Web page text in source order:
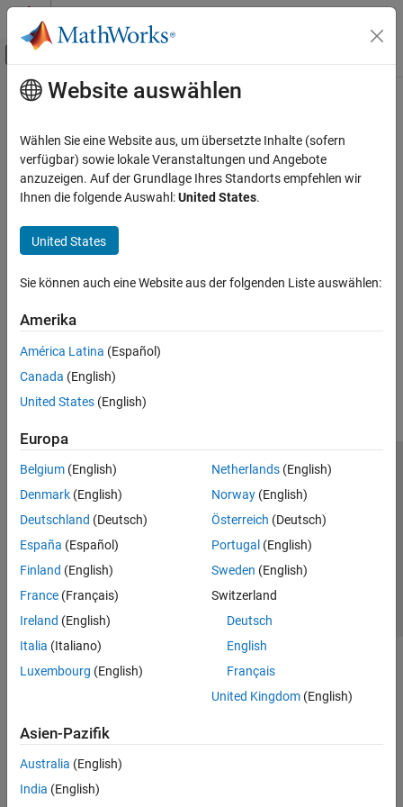
Weiter zum Inhalt
Umschaltung für Off-Canvas-
Startseite der Dokumentation
Hauptinhalt
How useful was this information?
Website auswählen
Wählen Sie eine Website aus, um übersetzte Inhalte (sofern
verfügbar) sowie lokale Veranstaltungen und Angebote
anzuzeigen. Auf der Grundlage Ihres Standorts empfehlen wir
Ihnen die folgende Auswahl:United States.
United States
Sie können auch eine Website aus der folgenden Liste auswählen:
Amerika
América Latina (Español)
Canada (English)
United States (English)
Europa
Belgium (English)
Denmark (English)
Deutschland (Deutsch)
España (Español)
Finland (English)
France (Français)
Ireland (English)
Italia (Italiano)
Luxembourg (English)
Netherlands(English)
Norway(English)
Österreich (Deutsch)
Portugal (English)
Sweden (English)
Switzerland
Deutsch
English
Français
United Kingdom(English)
Asien-Pazifik
Australia (English)
India (English)
Trust Center
Datenschutz-Richtlinien
Datendiebstahl verhindern
Status von Anwendungen
© 1994-2026 The MathWorks, Inc.
Website auswählen
Deutschland